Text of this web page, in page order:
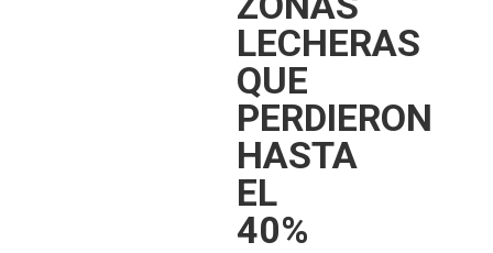
LECHERAS
QUE
PERDIERON
HASTA
EL
40%